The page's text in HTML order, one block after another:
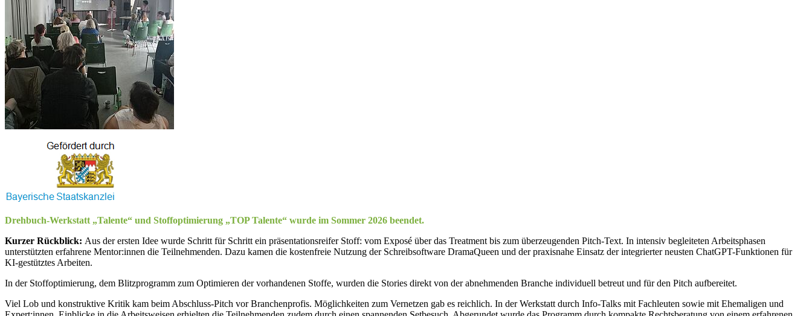
Drehbuch-Werkstatt „Talente“ und Stoffoptimierung „TOP Talente“ wurde im Sommer 2026 beendet.
Kurzer Rückblick: Aus der ersten Idee wurde Schritt für Schritt ein präsentationsreifer Stoff: vom Exposé über das Treatment bis zum überzeugenden Pitch-Text. In intensiv begleiteten Arbeitsphasen
unterstützten erfahrene Mentor:innen die Teilnehmenden. Dazu kamen die kostenfreie Nutzung der Schreibsoftware DramaQueen und der praxisnahe Einsatz der integrierter neusten ChatGPT-Funktionen für
KI-gestütztes Arbeiten.
In der Stoffoptimierung, dem Blitzprogramm zum Optimieren der vorhandenen Stoffe, wurden die Stories direkt von der abnehmenden Branche individuell betreut und für den Pitch aufbereitet.
Viel Lob und konstruktive Kritik kam beim Abschluss-Pitch vor Branchenprofis. Möglichkeiten zum Vernetzen gab es reichlich. In der Werkstatt durch Info-Talks mit Fachleuten sowie mit Ehemaligen und